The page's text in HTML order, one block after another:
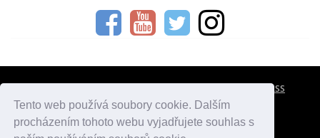
Tento web používá soubory cookie. Dalším
procházením tohoto webu vyjadřujete souhlas s
RSS
atlaspamatek.info